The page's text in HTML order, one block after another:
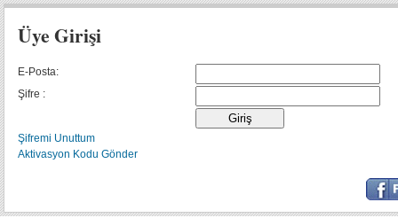
Üye Girişi
E-Posta:
Şifre :
Şifremi Unuttum
Aktivasyon Kodu Gönder